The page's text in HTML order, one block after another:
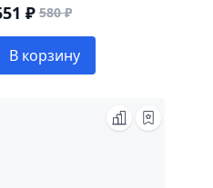
235х235
₽ 580 ₽
В корзину